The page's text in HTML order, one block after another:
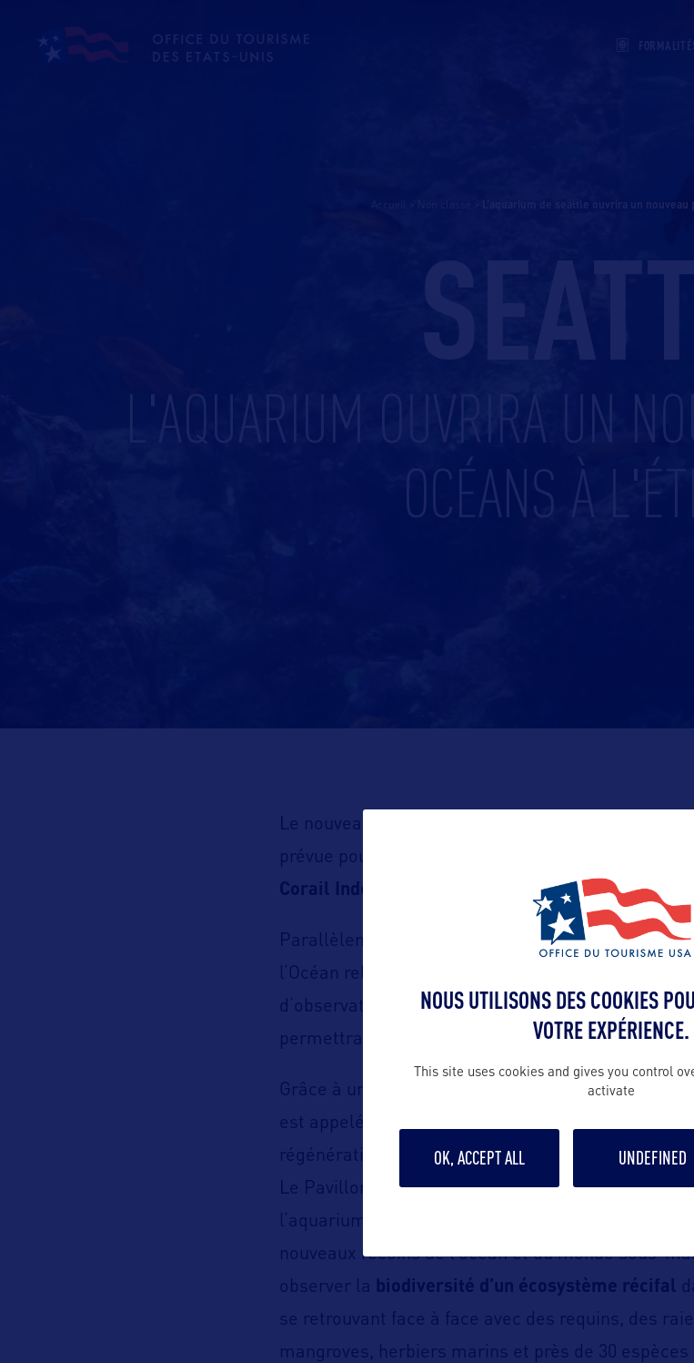
l’aquarium de seattle ouvrira un
L'AQUARIUM OUVRIRA UN
OCÉANS À
Le nouveau « Pavillon de l’Océan » de l’aquarium
prévue pour l’été 2024 – mettra à l’honneur les
Corail Indopacifique
Parallèlement au réaménagement en cours du
l’Océan reliera
d’observation et escaliers accessibles au public,
permettra aux passants d’observer la vie marine.
Grâce à une conception durable de nouvelle
est appelé à devenir un modèle national pour les
régénérative en matière d’impact sur le climat,
Le Pavillon de l’Océan représente la première
l’aquarium de Seattle et permettra au plus grand
nouveaux recoins de l’océan et du monde sous-
observer la biodiversité d’un écosystème récifal
se retrouvant face à face avec des requins, des
mangroves, herbiers marins et près de 30 espèces
NOUS UTILISONS DES COOKIES
VOTRE EXPÉRIENCE.
This site uses cookies and gives you control
activate
OK, ACCEPT ALL UNDEFINED